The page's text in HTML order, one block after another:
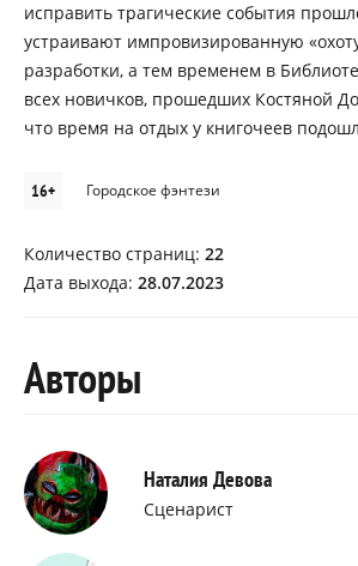
исправить трагические события
устраивают импровизированную
разработки, а тем временем в
всех новичков, прошедших Костяной
что время на отдых у книгочеев
16+ Городское фэнтези
Количество страниц: 22
Дата выхода: 28.07.2023
Авторы
Наталия Девова
Сценарист